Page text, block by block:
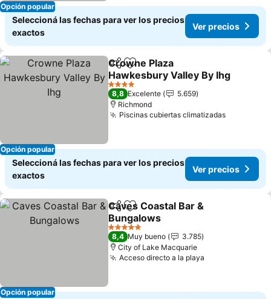
Opción popular
Seleccioná las fechas para ver los precios
exactos
Ver precios
Opción popular
CompartirAñadir a favoritos
Crowne Plaza
Hawkesbury Valley By Ihg
4 Estrellas
8,8 Excelente
5.659
Richmond
Piscinas cubiertas climatizadas
Seleccioná las fechas para ver los precios
exactos
Ver precios
Opción popular
CompartirAñadir a favoritos
Caves Coastal Bar &
Bungalows
5 Estrellas
8,4 Muy bueno
3.785
City of Lake Macquarie
Acceso directo a la playa